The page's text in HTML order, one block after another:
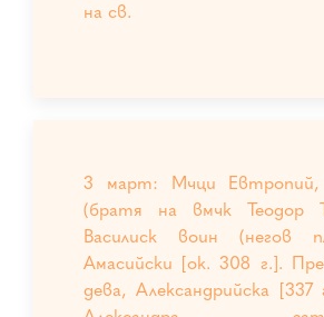
на св.
3 март: Мчци Евтропий,
(братя на вмчк Теодор
Василиск воин (негов
Амасийски [ок. 308 г.].
дева, Александрийска [337